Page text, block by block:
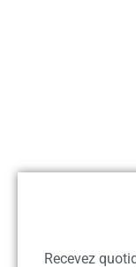
Recevez